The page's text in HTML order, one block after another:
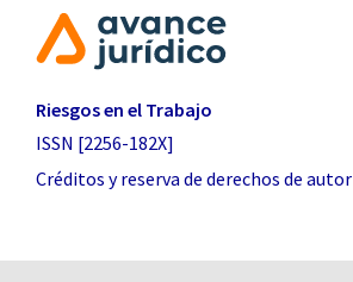
Riesgos en el Trabajo
ISSN [2256-182X]
Créditos y reserva de derechos de autor